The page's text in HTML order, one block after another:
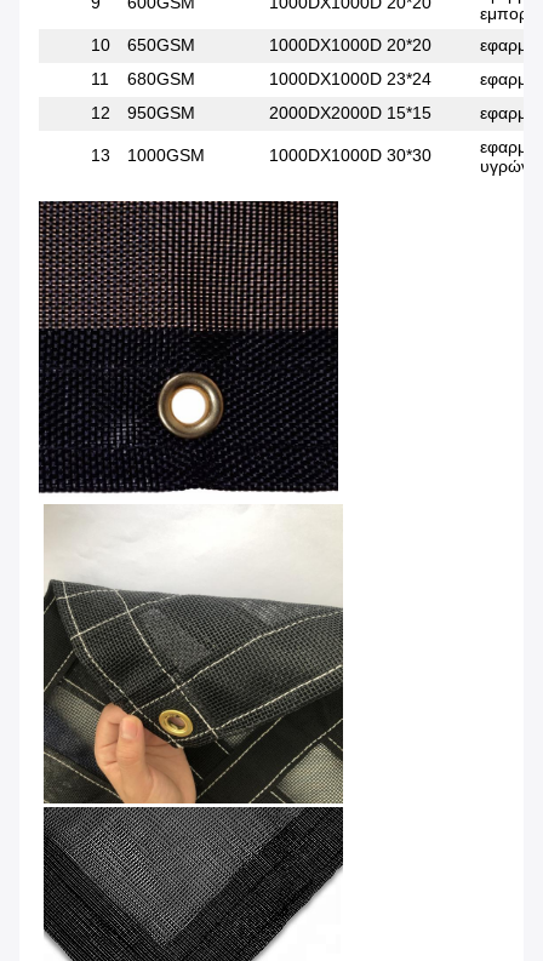
10
650GSM 1000DX1000D 20*20
11
680GSM 1000DX1000D 23*24
12
950GSM 2000DX2000D 15*15
13 1000GSM 1000DX1000D 30*30
υγρών